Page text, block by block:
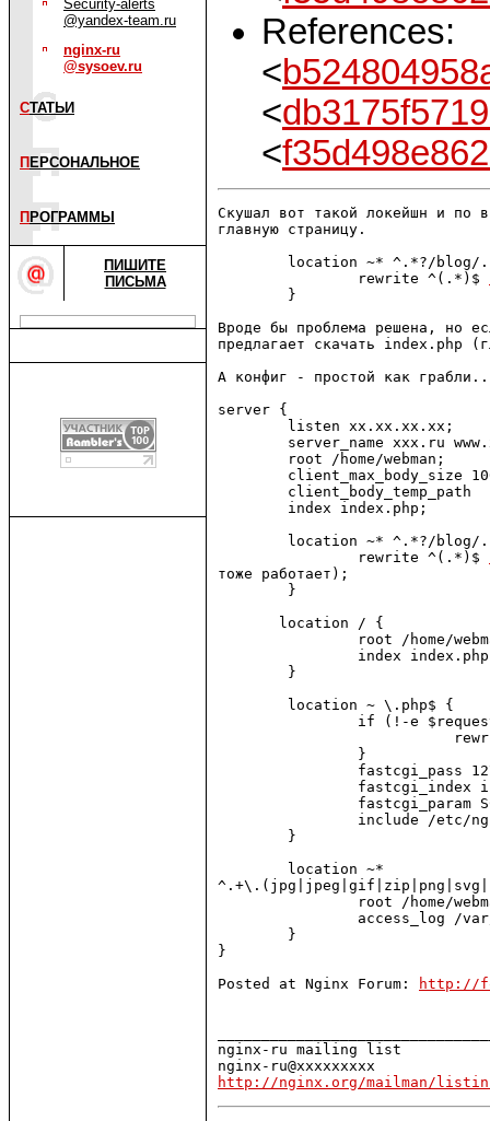
Security-alerts
@yandex-team.ru
nginx-ru
@sysoev.ru
СТАТЬИ
П ЕРСОНАЛЬНОЕ
П РОГРАММЫ
ПИШИТЕ
ПИСЬМА
References:
<
<
<
Скушал вот такой локейшн и по
главную страницу.
location ~* ^.*?/blog/
                rewrite ^(.*)$
        }
Вроде бы проблема решена,
предлагает скачать index.php
А конфиг - простой как грабли..
server {
        listen xx.xx.xx.xx;
server_name xxx.ru
        root /home/webman;
client_max_body_size
client_body_temp_path
        index index.php;
location ~* ^.*?/blog/
                rewrite ^(.*)$
тоже работает);
        }
       location / {
root /home/
index
        }
        location ~ \.php$ {
if (!-e
                }
fastcgi_pass
fastcgi_index
fastcgi_param
include /etc/
        }
        location ~*
root /home/
access_log /
        }
}
Posted at Nginx Forum:
http://
nginx-ru mailing list
http://nginx.org/mailman/